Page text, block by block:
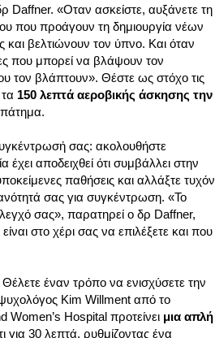
Daffner. «Oταν ασκείστε, αυξάνετε τη
που προάγουν τη δημιουργία νέων
βελτιώνουν τον ύπνο. Και όταν
που μπορεί να βλάψουν τον
τον βλάπτουν». Θέστε ως στόχο τις
150 λεπτά αεροβικής άσκησης την
σας: ακολουθήστε
έχει αποδειχθεί ότι συμβάλλει στην
παθήσεις και αλλάξτε τυχόν
σας για συγκέντρωση. «Το
σας», παρατηρεί ο δρ Daffner,
στο χέρι σας να επιλέξετε και που
έναν τρόπο να ενισχύσετε την
Kim Willment από το
Hospital προτείνει μια απλή
για 30 λεπτά, ρυθμίζοντας ένα